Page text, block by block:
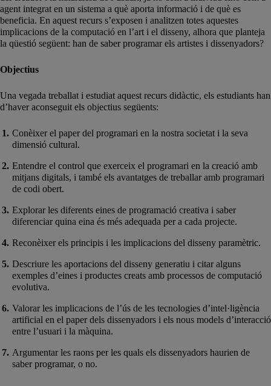
agent integrat en un sistema a què aporta informació i de què es
beneficia. En aquest recurs s’exposen i analitzen totes aquestes
implicacions de la computació en l’art i el disseny, alhora que planteja
la qüestió següent: han de saber programar els artistes i dissenyadors?
Objectius
Una vegada treballat i estudiat aquest recurs didàctic, els estudiants han
d’haver aconseguit els objectius següents:
Conèixer el paper del programari en la nostra societat i la seva
dimensió cultural.
Entendre el control que exerceix el programari en la creació amb
mitjans digitals, i també els avantatges de treballar amb programari
de codi obert.
Explorar les diferents eines de programació creativa i saber
diferenciar quina eina és més adequada per a cada projecte.
Reconèixer els principis i les implicacions del disseny paramètric.
Descriure les aportacions del disseny generatiu i citar alguns
exemples d’eines i productes creats amb processos de computació
evolutiva.
Valorar les implicacions de l’ús de les tecnologies d’intel·ligència
artificial en el paper dels dissenyadors i els nous models d’interacció
entre l’usuari i la màquina.
Argumentar les raons per les quals els dissenyadors haurien de
saber programar, o no.